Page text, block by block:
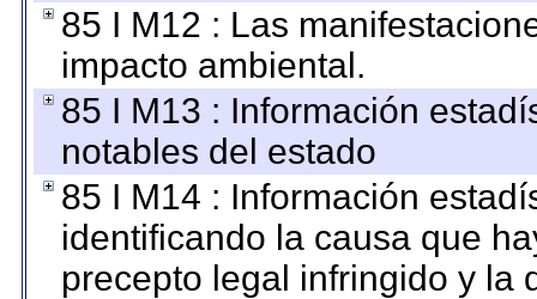
85 I M12 : Las
impacto ambiental.
85 I M13 : Información
notables del estado
85 I M14 : Información
identificando la causa que
precepto legal infringido y la